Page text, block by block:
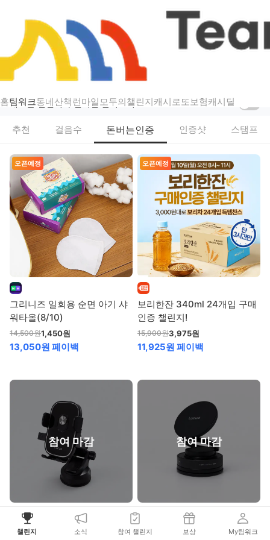
홈팀워크동네산책 런마일모두의챌린지캐시로또보험캐시딜
챌린지
팀워크 — 걷기·스탬프·인증샷 리워드 챌린지
새로운 챌린지가 열리면 알려드려요
추천 걸음수 돈버는인증 인증샷 스탬프
오픈예정
그리니즈 일회용 순면 아기 샤
워타올(8/10)
14,500원1,450원
13,050원 페이백
오픈예정
보리한잔 340ml 24개입 구매
인증 챌린지!
15,900원3,975원
11,925원 페이백
참여 마감
마지막! 프리미엄 차량 휴대폰
참여 마감
마지막! 맥세이프 차량 휴대폰
챌린지 소식 참여 챌린지 보상 My팀워크